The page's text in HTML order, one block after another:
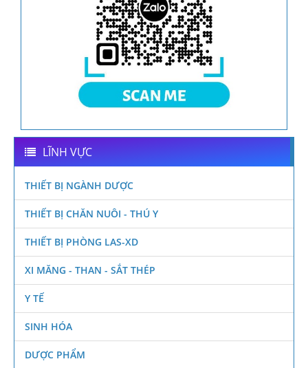
LĨNH VỰC
THIẾT BỊ NGÀNH DƯỢC
THIẾT BỊ CHĂN NUÔI - THÚ Y
THIẾT BỊ PHÒNG LAS-XD
XI MĂNG - THAN - SẮT THÉP
Y TẾ
SINH HÓA
DƯỢC PHẨM